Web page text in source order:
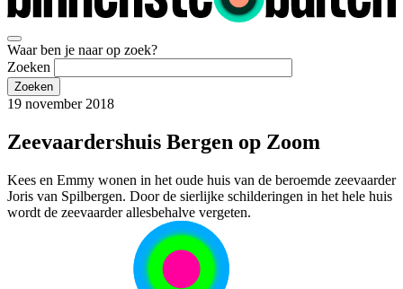
Waar ben je naar op zoek?
Zoeken
19 november 2018
Zeevaardershuis Bergen op Zoom
Kees en Emmy wonen in het oude huis van de beroemde zeevaarder
Joris van Spilbergen. Door de sierlijke schilderingen in het hele huis
wordt de zeevaarder allesbehalve vergeten.